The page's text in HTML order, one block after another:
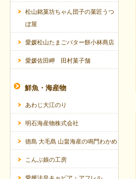
松山銘菓坊ちゃん団子の菓匠うつ
ぼ屋
愛媛松山たまごバター餅小林商店
愛媛佐田岬 田村菓子舗
鮮魚・海産物
あわじ大江のり
明石海産物株式会社
徳島 大毛島 山畠海産の鳴門わかめ
こんぶ娘の工房